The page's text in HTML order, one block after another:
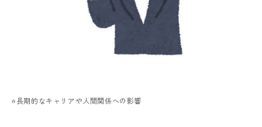
⭐️長期的なキャリアや人間関係への影響